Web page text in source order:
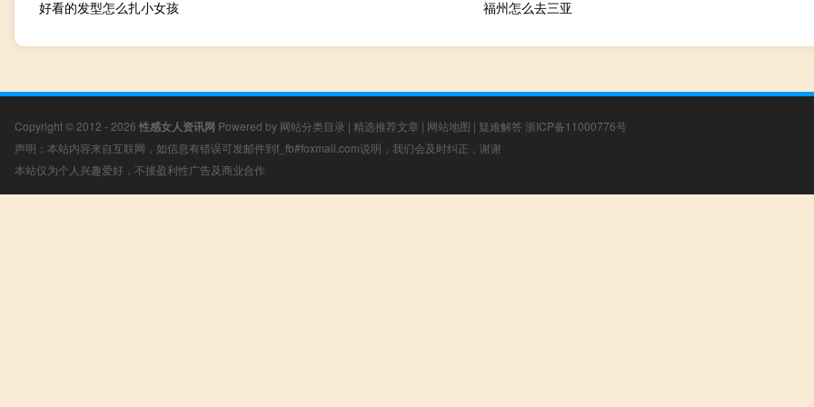
好看的发型怎么扎小女孩 福州怎么去三亚
Copyright © 2012 - 2026 性感女人资讯网 Powered by 网站分类目录 | 精选推荐文章 | 网站地图 | 疑难解答 浙ICP备11000776号
声明：本站内容来自互联网，如信息有错误可发邮件到f_fb#foxmail.com说明，我们会及时纠正，谢谢
本站仅为个人兴趣爱好，不接盈利性广告及商业合作